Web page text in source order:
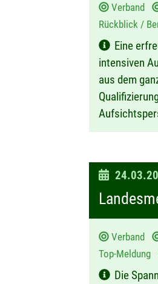
m
:
Verband
Rückblick /
Eine
intensiven
aus dem
D
t
m
:
Verband
Top-Meldung
Die